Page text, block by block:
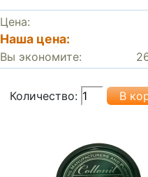
Цена:
Наша цена:
Вы экономите:
Количество: